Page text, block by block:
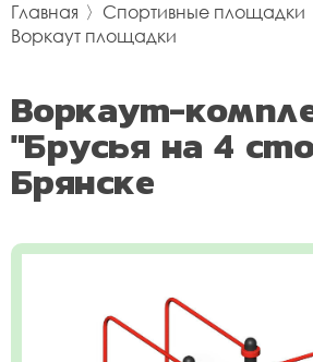
Главная 〉 Спортивные площадки
Воркаут площадки
Воркаут-
"Брусья на 4
Брянске